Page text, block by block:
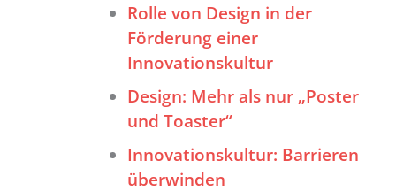
Rolle von Design in der
Förderung einer
Innovationskultur
Design: Mehr als nur „Poster
und Toaster“
Innovationskultur: Barrieren
überwinden